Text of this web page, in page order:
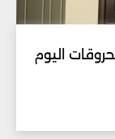
اليوم